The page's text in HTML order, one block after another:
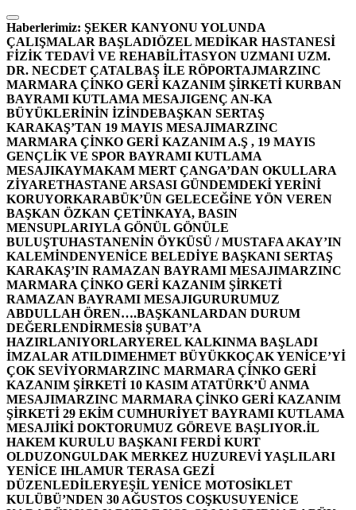
İçeriğe
atla
Haberlerimiz: ŞEKER KANYONU YOLUNDA
ÇALIŞMALAR BAŞLADIÖZEL MEDİKAR HASTANESİ
FİZİK TEDAVİ VE REHABİLİTASYON UZMANI UZM.
DR. NECDET ÇATALBAŞ İLE RÖPORTAJMARZINC
MARMARA ÇİNKO GERİ KAZANIM ŞİRKETİ KURBAN
BAYRAMI KUTLAMA MESAJIGENÇ AN-KA
BÜYÜKLERİNİN İZİNDEBAŞKAN SERTAŞ
KARAKAŞ’TAN 19 MAYIS MESAJIMARZINC
MARMARA ÇİNKO GERİ KAZANIM A.Ş , 19 MAYIS
GENÇLİK VE SPOR BAYRAMI KUTLAMA
MESAJIKAYMAKAM MERT ÇANGA’DAN OKULLARA
ZİYARETHASTANE ARSASI GÜNDEMDEKİ YERİNİ
KORUYORKARABÜK’ÜN GELECEĞİNE YÖN VEREN
BAŞKAN ÖZKAN ÇETİNKAYA, BASIN
MENSUPLARIYLA GÖNÜL GÖNÜLE
BULUŞTUHASTANENİN ÖYKÜSÜ / MUSTAFA AKAY’IN
KALEMİNDENYENİCE BELEDİYE BAŞKANI SERTAŞ
KARAKAŞ’IN RAMAZAN BAYRAMI MESAJIMARZINC
MARMARA ÇİNKO GERİ KAZANIM ŞİRKETİ
RAMAZAN BAYRAMI MESAJIGURURUMUZ
ABDULLAH ÖREN….BAŞKANLARDAN DURUM
DEĞERLENDİRMESİ8 ŞUBAT’A
HAZIRLANIYORLARYEREL KALKINMA BAŞLADI
İMZALAR ATILDIMEHMET BÜYÜKKOÇAK YENİCE’Yİ
ÇOK SEVİYORMARZINC MARMARA ÇİNKO GERİ
KAZANIM ŞİRKETİ 10 KASIM ATATÜRK’Ü ANMA
MESAJIMARZINC MARMARA ÇİNKO GERİ KAZANIM
ŞİRKETİ 29 EKİM CUMHURİYET BAYRAMI KUTLAMA
MESAJIİKİ DOKTORUMUZ GÖREVE BAŞLIYOR.İL
HAKEM KURULU BAŞKANI FERDİ KURT
OLDUZONGULDAK MERKEZ HUZUREVİ YAŞLILARI
YENİCE IHLAMUR TERASA GEZİ
DÜZENLEDİLERYEŞİL YENİCE MOTOSİKLET
KULÜBÜ’NDEN 30 AĞUSTOS COŞKUSUYENİCE